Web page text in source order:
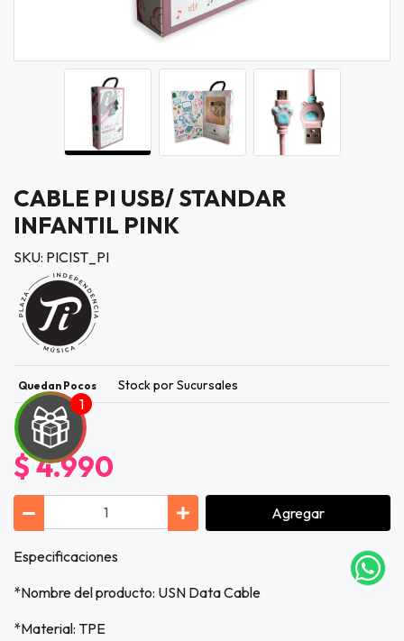
web
CABLE PI USB/ STANDAR
INFANTIL PINK
SKU: PICIST_PI
Quedan Pocos Stock por Sucursales
$ 4.990
Agregar
Especificaciones
*Nombre del producto: USN Data Cable
*Material: TPE